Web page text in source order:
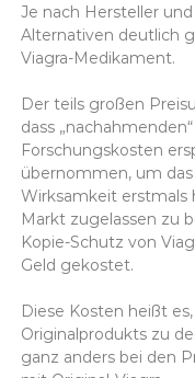
Je nach Hersteller
Alternativen deutlich
Viagra-Medikament.
Der teils großen
dass
Forschungskosten
übernommen, um
Wirksamkeit erstmals
Markt zugelassen zu
Kopie-Schutz von
Geld gekostet.
Diese Kosten heißt
Originalprodukts zu
ganz anders bei den